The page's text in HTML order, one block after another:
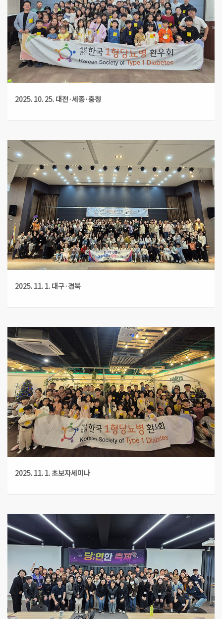
2025. 10. 25. 대전·세종·충청
2025. 11. 1. 대구·경북
2025. 11. 1. 초보자세미나